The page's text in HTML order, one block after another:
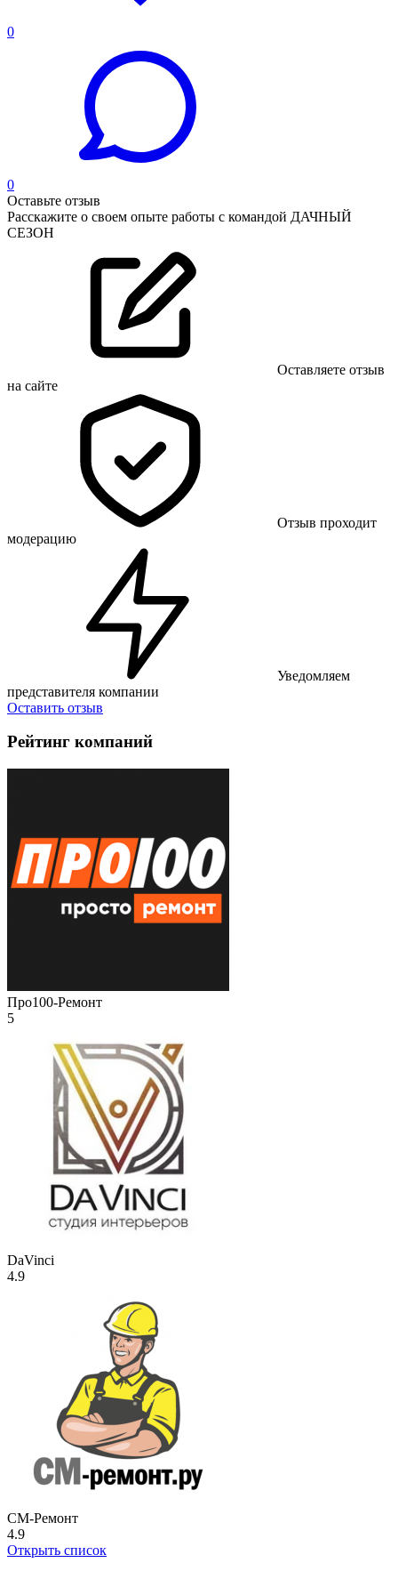
0
0
Оставьте отзыв
Расскажите о своем опыте работы с командой ДАЧНЫЙ
СЕЗОН
Оставляете отзыв
на сайте
Отзыв проходит
модерацию
Уведомляем
представителя компании
Оставить отзыв
Рейтинг компаний
Про100-Ремонт
5
DaVinci
4.9
СМ-Ремонт
4.9
Открыть список